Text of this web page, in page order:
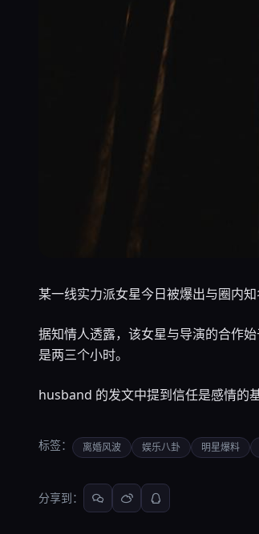
某一线实力派女星今日被爆出与圈内
据知情人透露，该女星与导演的合作
是两三个小时。
husband 的发文中提到信任是感情的
标签： 离婚风波 娱乐八卦 明星爆料
分享到：